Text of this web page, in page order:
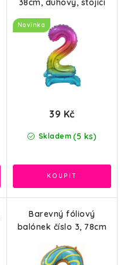
38cm, duhový, stojící
Novinka
Skladem (5 ks)
39 Kč
Barevný fóliový
balónek číslo 3, 78cm